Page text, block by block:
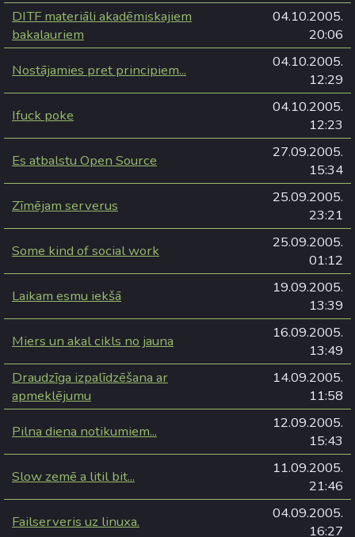
DITF materiāli akadēmiskajiem
bakalauriem
04.10.2005.
20:06
Nostājamies pret principiem...
04.10.2005.
12:29
Ifuck poke
04.10.2005.
12:23
Es atbalstu Open Source
27.09.2005.
15:34
Zīmējam serverus
25.09.2005.
23:21
Some kind of social work
25.09.2005.
01:12
Laikam esmu iekšā
19.09.2005.
13:39
Miers un akal cikls no jauna
16.09.2005.
13:49
Draudzīga izpalīdzēšana ar
apmeklējumu
14.09.2005.
11:58
Pilna diena notikumiem...
12.09.2005.
15:43
Slow zemē a litil bit...
11.09.2005.
21:46
Failserveris uz linuxa.
04.09.2005.
16:27